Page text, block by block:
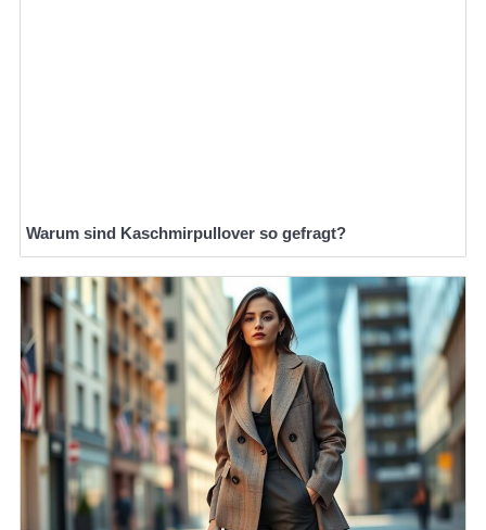
Warum sind Kaschmirpullover so gefragt?